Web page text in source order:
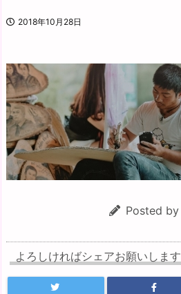
2018年10月28日
Posted by
よろしければシェアお願いします